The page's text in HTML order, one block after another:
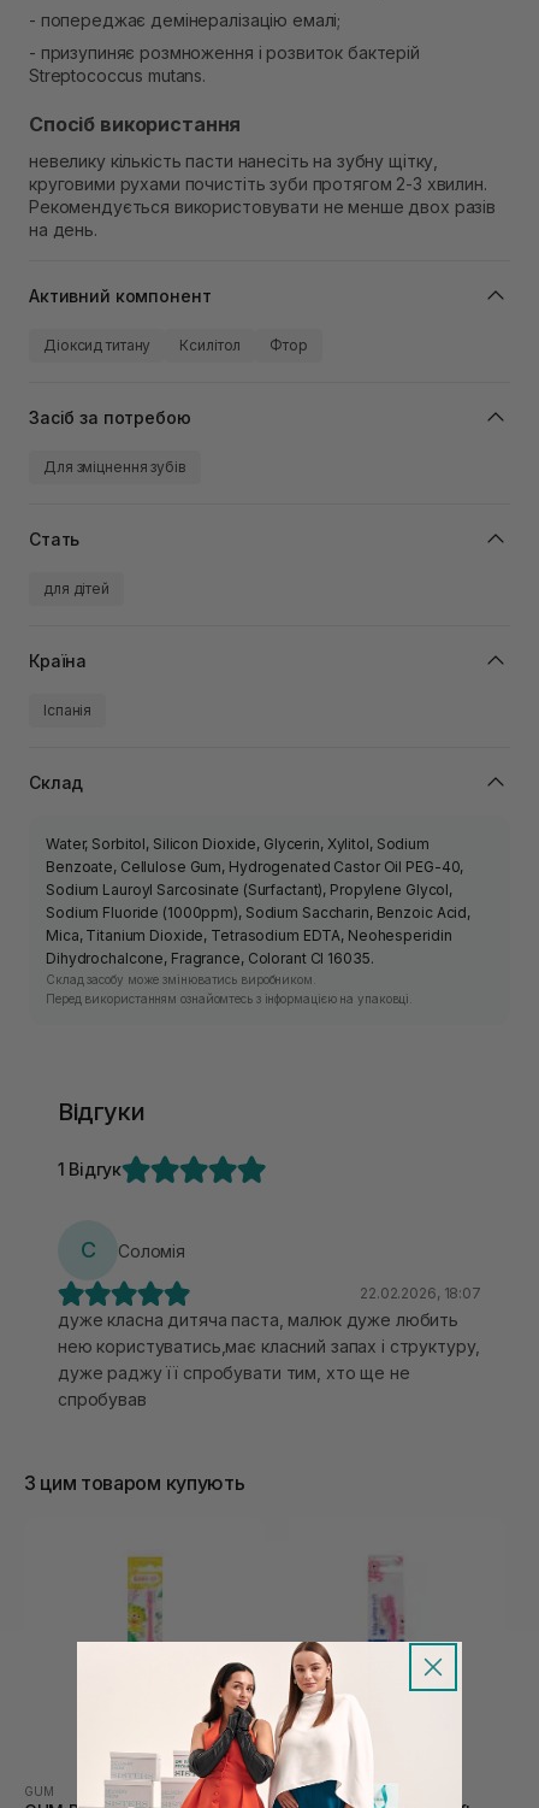
- попереджає демінералізацію емалі;
- призупиняє розмноження і розвиток бактерій
Streptococcus mutans.
Спосіб використання
невелику кількість пасти нанесіть на зубну щітку,
круговими рухами почистіть зуби протягом 2-3 хвилин.
Рекомендується використовувати не менше двох разів
на день.
Активний компонент
Діоксид титану Ксилітол Фтор
Засіб за потребою
Для зміцнення зубів
Стать
для дітей
Країна
Іспанія
Склад
Water, Sorbitol, Silicon Dioxide, Glycerin, Xylitol, Sodium
Benzoate, Cellulose Gum, Hydrogenated Castor Oil PEG-40,
Sodium Lauroyl Sarcosinate (Surfactant), Propylene Glycol,
Sodium Fluoride (1000ppm), Sodium Saccharin, Benzoic Acid,
Mica, Titanium Dioxide, Tetrasodium EDTA, Neohesperidin
Dihydrochalcone, Fragrance, Colorant CI 16035.
Склад засобу може змінюватись виробником.
Перед використанням ознайомтесь з інформацією на упаковці.
Відгуки
1 Відгук
С Соломія
22.02.2026, 18:07
дуже класна дитяча паста, малюк дуже любить
нею користуватись,має класний запах і структуру,
дуже раджу її спробувати тим, хто ще не
спробував
З цим товаром купують
GUM CURAPROX